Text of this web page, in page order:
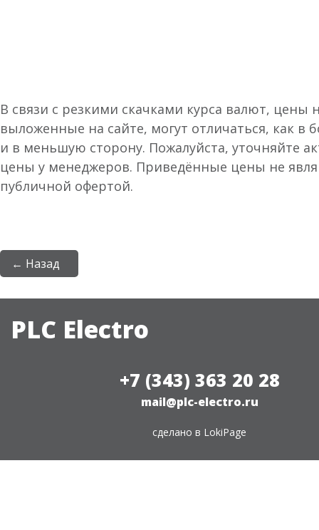
В связи с резкими скачками курса валют, цены
выложенные на сайте, могут отличаться, как в
и в меньшую сторону. Пожалуйста, уточняйте
цены у менеджеров. Приведённые цены не
публичной офертой.
← Назад
PLC Electro
+7 (343) 363 20 28
mail@plc-electro.ru
сделано в LokiPage